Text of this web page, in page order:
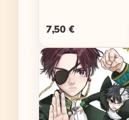
Regulärer Preis:
7,50 €